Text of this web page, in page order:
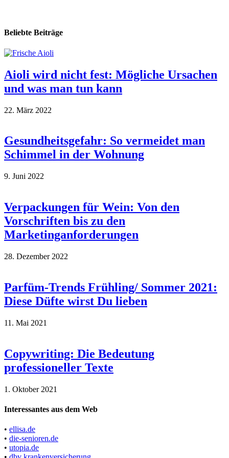
Beliebte Beiträge
Aioli wird nicht fest: Mögliche Ursachen
und was man tun kann
22. März 2022
Gesundheitsgefahr: So vermeidet man
Schimmel in der Wohnung
9. Juni 2022
Verpackungen für Wein: Von den
Vorschriften bis zu den
Marketinganforderungen
28. Dezember 2022
Parfüm-Trends Frühling/ Sommer 2021:
Diese Düfte wirst Du lieben
11. Mai 2021
Copywriting: Die Bedeutung
professioneller Texte
1. Oktober 2021
Interessantes aus dem Web
• ellisa.de
• die-senioren.de
• utopia.de